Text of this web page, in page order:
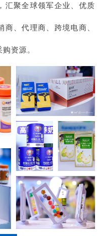
汇聚全球领军企业、优质
、代理商、跨境电商、
资源。